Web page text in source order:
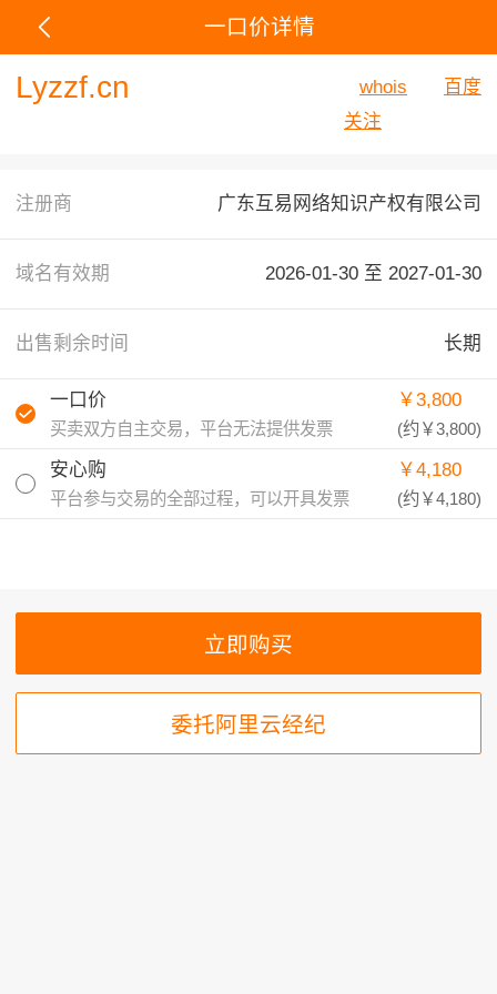
一口价详情
Lyzzf.cn whois
百度
关注
注册商 广东互易网络知识产权有限公司
域名有效期 2026-01-30 至 2027-01-30
出售剩余时间 长期
一口价
买卖双方自主交易，平台无法提供发票
￥3,800
(约￥3,800)
安心购
平台参与交易的全部过程，可以开具发票
￥4,180
(约￥4,180)
委托阿里云经纪